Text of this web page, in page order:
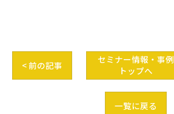
< 前の記事
セミナー情報・事例
トップへ
一覧に戻る